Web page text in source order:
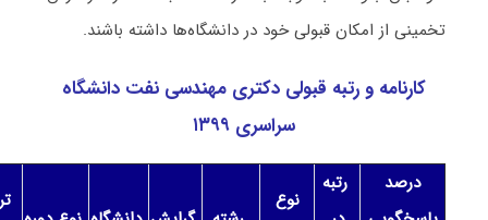
تخمینی از امکان قبولی خود در دانشگاه‌ها داشته باشند.
کارنامه و رتبه قبولی دکتری ﻣﻬﻨﺪسی ﻧﻔﺖ دانشگاه
سراسری ۱۳۹۹
درصد
رتبه
نوع